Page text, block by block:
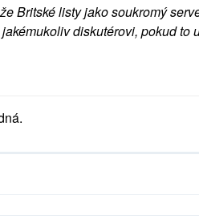
Britské listy jako soukromý
diskutérovi, pokud to